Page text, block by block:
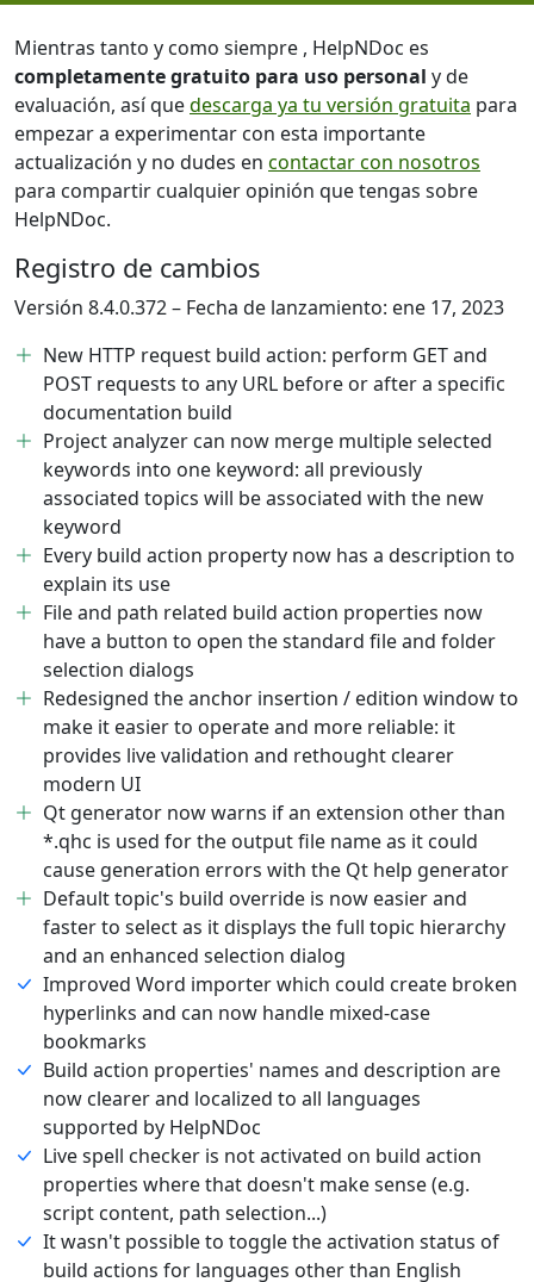
Mientras tanto y como siempre , HelpNDoc es
completamente gratuito para uso personal y de
evaluación, así quedescarga ya tu versión gratuita para
empezar a experimentar con esta importante
actualización y no dudes en contactar con nosotros
para compartir cualquier opinión que tengas sobre
HelpNDoc.
Registro de cambios
Versión 8.4.0.372 – Fecha de lanzamiento: ene 17, 2023
New HTTP request build action: perform GET and
POST requests to any URL before or after a specific
documentation build
Project analyzer can now merge multiple selected
keywords into one keyword: all previously
associated topics will be associated with the new
keyword
Every build action property now has a description to
explain its use
File and path related build action properties now
have a button to open the standard file and folder
selection dialogs
Redesigned the anchor insertion / edition window to
make it easier to operate and more reliable: it
provides live validation and rethought clearer
modern UI
Qt generator now warns if an extension other than
*.qhc is used for the output file name as it could
cause generation errors with the Qt help generator
Default topic's build override is now easier and
faster to select as it displays the full topic hierarchy
and an enhanced selection dialog
Improved Word importer which could create broken
hyperlinks and can now handle mixed-case
bookmarks
Build action properties' names and description are
now clearer and localized to all languages
supported by HelpNDoc
Live spell checker is not activated on build action
properties where that doesn't make sense (e.g.
script content, path selection...)
It wasn't possible to toggle the activation status of
build actions for languages other than English